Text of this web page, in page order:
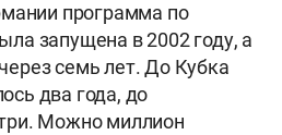
программа по
запущена в 2002 году, а
семь лет. До Кубка
два года, до
Можно миллион